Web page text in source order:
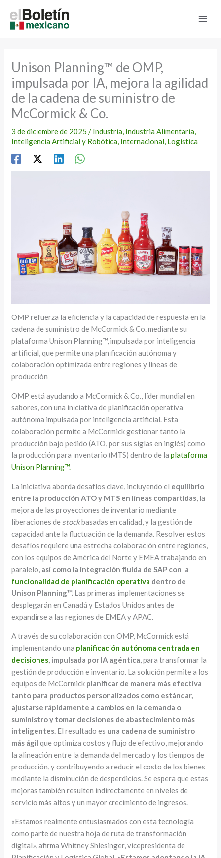
contenido
Unison Planning™ de OMP,
impulsada por IA, mejora la agilidad
de la cadena de suministro de
McCormick & Co.
3 de diciembre de 2025/ Industria, Industria Alimentaria,
Inteligencia Artificial y Robótica, Internacional, Logística
OMP refuerza la eficiencia y la capacidad de respuesta en la
cadena de suministro de McCormick & Co. mediante su
plataforma Unison Planning™, impulsada por inteligencia
artificial, que permite una planificación autónoma y
colaboración optimizada entre regiones y líneas de
producción
OMP está ayudando a McCormick & Co., líder mundial en
sabores, con una iniciativa de planificación operativa
autónoma impulsada por inteligencia artificial. Esta
colaboración permite a McCormick gestionar tanto la
producción bajo pedido (ATO, por sus siglas en inglés) como
la producción para inventario (MTS) dentro de laplataforma
Unison Planning™.
La iniciativa aborda desafíos clave, incluyendo el equilibrio
entre la producción ATO y MTS en líneas compartidas, la
mejora de las proyecciones de inventario mediante
liberaciones de stockbasadas en calidad, y la gestión de
capacidad ante la fluctuación de la demanda. Resolver estos
desafíos requiere una estrecha colaboración entre regiones,
con los equipos de América del Norte y EMEA trabajando en
paralelo, así como la integración fluida de SAP con la
funcionalidad de planificación operativa dentro de
Unison Planning™. Las primeras implementaciones se
desplegarán en Canadá y Estados Unidos antes de
expandirse a las regiones de EMEA y APAC.
A través de su colaboración con OMP, McCormick está
implementando una planificación autónoma centrada en
decisiones, impulsada por IA agéntica,para transformar la
gestión de producción e inventario. La solución permite a los
equipos de McCormick planificar de manera más efectiva
tanto para productos personalizados como estándar,
ajustarse rápidamente a cambios en la demanda o
suministro y tomar decisiones de abastecimiento más
inteligentes. El resultado es una cadena de suministro
más ágilque optimiza costos y flujo de efectivo, mejorando
la alineación entre la demanda del mercado y los tiempos de
producción, y contribuyendo a reducir el costo de los bienes
mediante la disminución de desperdicios. Se espera que estas
mejoras también resulten indirectamente en niveles de
servicio más altos y un mayor crecimiento de ingresos.
«Estamos realmente entusiasmados con esta tecnología
como parte de nuestra hoja de ruta de transformación
digital», afirma Whitney Shlesinger, vicepresidenta de